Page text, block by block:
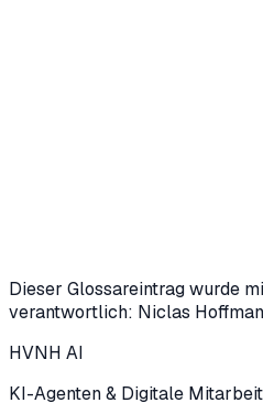
Dieser Glossareintrag wurde
verantwortlich: Niclas
HVNH AI
KI-Agenten & Digitale